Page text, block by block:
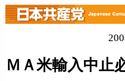
ＭＡ米輸入中止